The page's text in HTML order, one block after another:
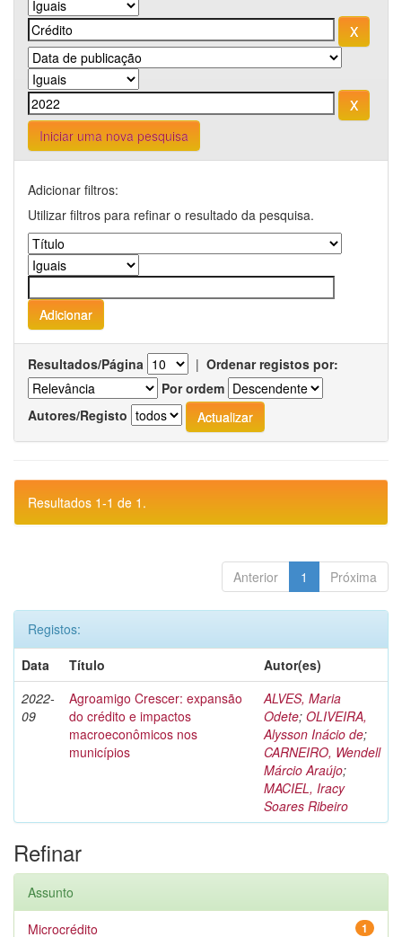
Iniciar uma nova pesquisa
Adicionar filtros:
Utilizar filtros para refinar o resultado da pesquisa.
Resultados/Página | Ordenar registos por:
Por ordem
Autores/Registo
Resultados 1-1 de 1.
Anterior 1 Próxima
Registos:
Data
Título
Autor(es)
2022-
09
Agroamigo Crescer: expansão
do crédito e impactos
macroeconômicos nos
municípios
ALVES, Maria
Odete; OLIVEIRA,
Alysson Inácio de;
CARNEIRO, Wendell
Márcio Araújo;
MACIEL, Iracy
Soares Ribeiro
Refinar
Assunto
1
Microcrédito